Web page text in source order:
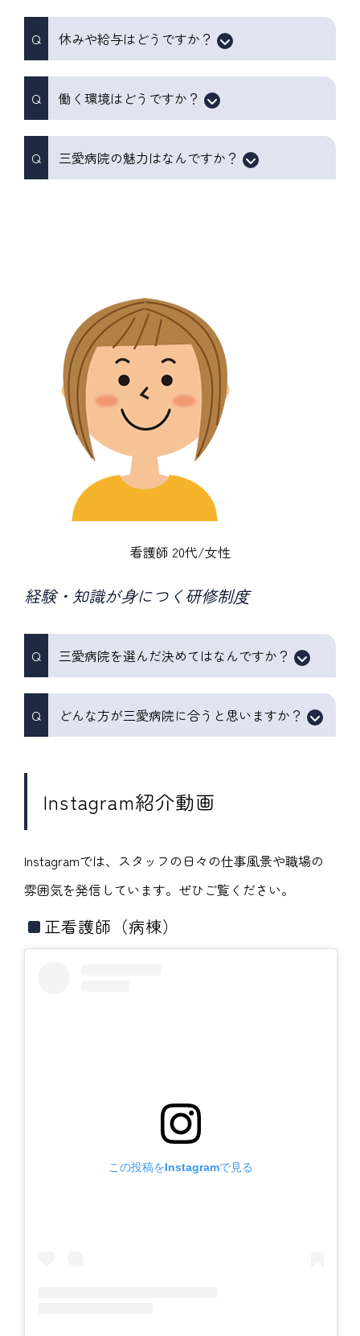
休みや給与はどうですか？
働く環境はどうですか？
三愛病院の魅力はなんですか？
看護師 20代/女性
経験・知識が身につく研修制度
三愛病院を選んだ決めてはなんですか？
どんな方が三愛病院に合うと思いますか？
Instagram紹介動画
Instagramでは、スタッフの日々の仕事風景や職場の
雰囲気を発信しています。ぜひご覧ください。
正看護師（病棟）
この投稿をInstagramで見る